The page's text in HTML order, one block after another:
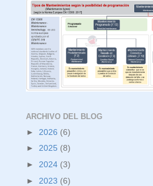
ARCHIVO DEL BLOG
► 2026 (6)
► 2025 (8)
► 2024 (3)
► 2023 (6)